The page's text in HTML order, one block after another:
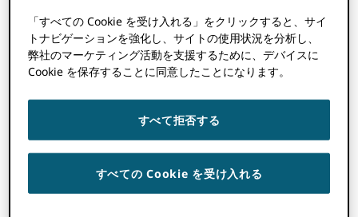
事例一覧 ORCID 会員組織は、理事会の会員理
事として選出される代表者を指名する資格を有
します。
定です。会員取締役に応募するには、以下の団
体に所属している必要があります。
員組織.
選択基準
「すべての Cookie を受け入れる」をクリックすると、サイ
トナビゲーションを強化し、サイトの使用状況を分析し、
弊社のマーケティング活動を支援するために、デバイスに
Cookie を保存することに同意したことになります。
すべて拒否する
すべての Cookie を受け入れる